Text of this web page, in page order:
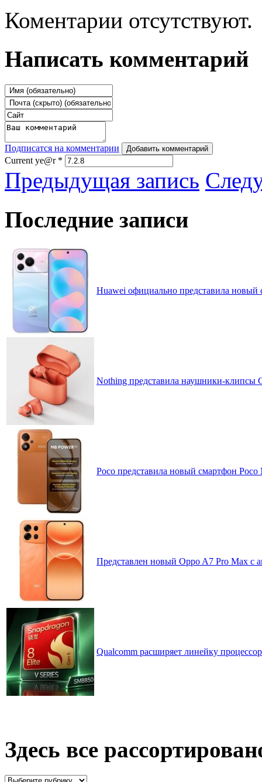
Коментарии отсутствуют.
Написать комментарий
Подписатся на комментарии Добавить комментарий
Current ye@r *
Предыдущая запись
Последние записи
Huawei официально представила
Nothing представила наушники-клипсы
Poco представила новый смартфон
Представлен новый Oppo A7 Pro Max с
Qualcomm расширяет линейку
Здесь все
Здесь